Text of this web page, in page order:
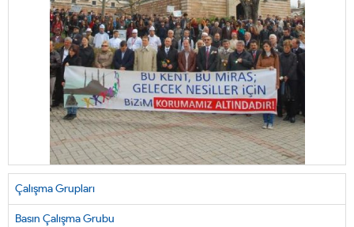
Çalışma Grupları
Basın Çalışma Grubu